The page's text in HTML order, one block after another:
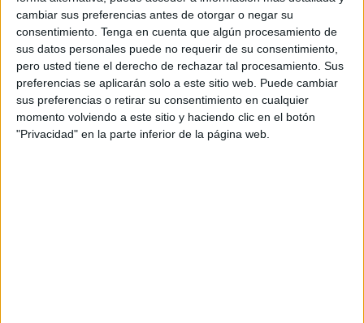
cambiar sus preferencias antes de otorgar o negar su
consentimiento. Tenga en cuenta que algún procesamiento de
sus datos personales puede no requerir de su consentimiento,
pero usted tiene el derecho de rechazar tal procesamiento. Sus
preferencias se aplicarán solo a este sitio web. Puede cambiar
sus preferencias o retirar su consentimiento en cualquier
momento volviendo a este sitio y haciendo clic en el botón
"Privacidad" en la parte inferior de la página web.
111 detenidos por su presunta relación
con la entrada masiva de inmigrantes en
Ceuta
HACE 2 HORAS
Usuarios de playas de Ceuta piden más
vigilancia y limpieza tras la crisis